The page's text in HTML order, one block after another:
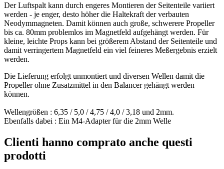
Der Luftspalt kann durch engeres Montieren der Seitenteile variiert
werden - je enger, desto höher die Haltekraft der verbauten
Neodymmagneten. Damit können auch große, schwerere Propeller
bis ca. 80mm problemlos im Magnetfeld aufgehängt werden. Für
kleine, leichte Props kann bei größerem Abstand der Seitenteile und
damit verringertem Magnetfeld ein viel feineres Meßergebnis erzielt
werden.
Die Lieferung erfolgt unmontiert und diversen Wellen damit die
Propeller ohne Zusatzmittel in den Balancer gehängt werden
können.
Wellengrößen : 6,35 / 5,0 / 4,75 / 4,0 / 3,18 und 2mm.
Ebenfalls dabei : Ein M4-Adapter für die 2mm Welle
Clienti hanno comprato anche questi
prodotti